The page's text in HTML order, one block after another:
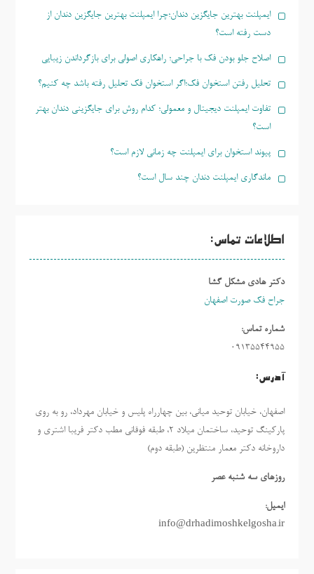
ایمپلنت بهترین جایگزین دندان؛چرا ایمپلنت بهترین جایگزین دندان از
دست رفته است؟
اصلاح جلو بودن فک با جراحی؛ راهکاری اصولی برای بازگرداندن زیبایی
تحلیل رفتن استخوان فک؛اگر استخوان فک تحلیل رفته باشد چه کنیم؟
تفاوت ایمپلنت دیجیتال و معمولی؛ کدام روش برای جایگزینی دندان بهتر
است؟
پیوند استخوان برای ایمپلنت چه زمانی لازم است؟
ماندگاری ایمپلنت دندان چند سال است؟
اطلاعات تماس:
دکتر هادی مشکل گشا
جراح فک صورت اصفهان
شماره تماس:
09135544955
آدرس:
اصفهان، خیابان توحید میانی، بین چهارراه پلیس و خیابان مهرداد، رو به روی
پارکینگ توحید، ساختمان میلاد ٢، طبقه فوقانی مطب دکتر فریبا اشتری و
داروخانه دکتر معمار منتظرین (طبقه دوم)
روزهاي سه شنبه عصر
ایمیل:
info@drhadimoshkelgosha.ir